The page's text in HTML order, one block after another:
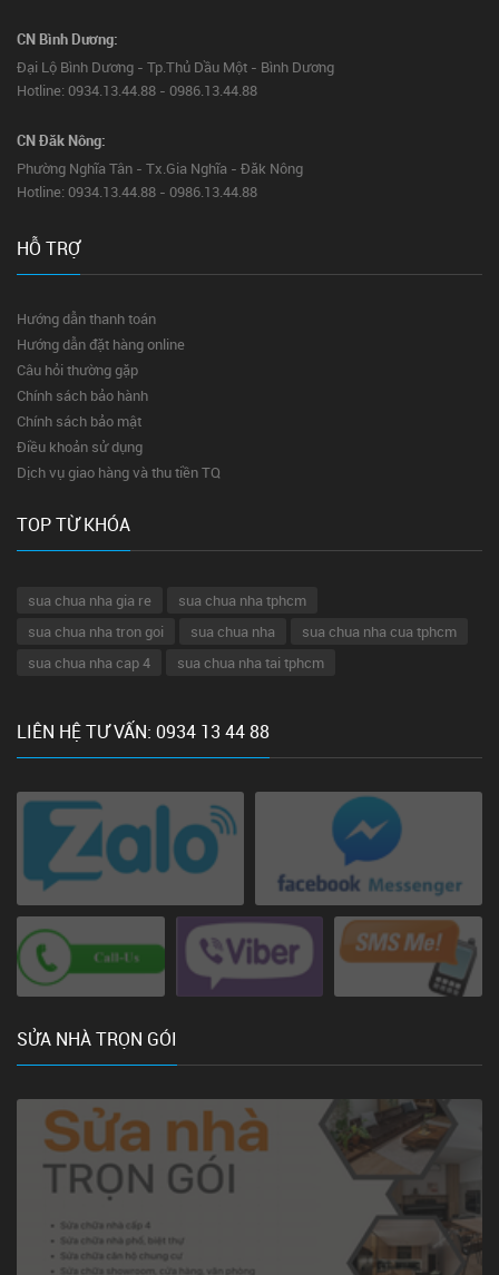
CN Bình Dương:
Đại Lộ Bình Dương - Tp.Thủ Dầu Một - Bình Dương
Hotline: 0934.13.44.88 - 0986.13.44.88
CN Đăk Nông:
Phường Nghĩa Tân - Tx.Gia Nghĩa - Đăk Nông
Hotline: 0934.13.44.88 - 0986.13.44.88
HỖ TRỢ
Hướng dẫn thanh toán
Hướng dẫn đặt hàng online
Câu hỏi thường gặp
Chính sách bảo hành
Chính sách bảo mật
Điều khoản sử dụng
Dịch vụ giao hàng và thu tiền TQ
TOP TỪ KHÓA
sua chua nha gia re
sua chua nha tphcm
sua chua nha tron goi
sua chua nha
sua chua nha cua tphcm
sua chua nha cap 4
sua chua nha tai tphcm
LIÊN HỆ TƯ VẤN: 0934 13 44 88
SỬA NHÀ TRỌN GÓI